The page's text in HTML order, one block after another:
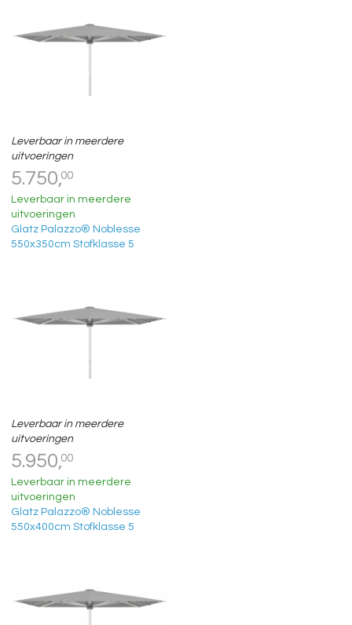
Leverbaar in meerdere
uitvoeringen
5.750,00
Leverbaar in meerdere
uitvoeringen
Glatz Palazzo® Noblesse
550x350cm Stofklasse 5
Leverbaar in meerdere
uitvoeringen
5.950,00
Leverbaar in meerdere
uitvoeringen
Glatz Palazzo® Noblesse
550x400cm Stofklasse 5